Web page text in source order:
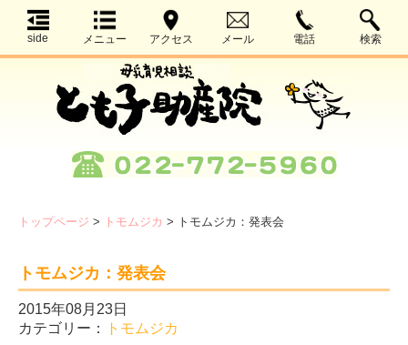
side メニュー アクセス メール 電話 検索
トップページ > トモムジカ > トモムジカ：発表会
トモムジカ：発表会
2015年08月23日
カテゴリー：
トモムジカ